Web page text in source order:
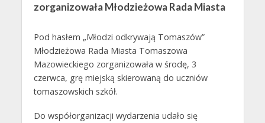
zorganizowała Młodzieżowa Rada Miasta
Pod hasłem „Młodzi odkrywają Tomaszów”
Młodzieżowa Rada Miasta Tomaszowa
Mazowieckiego zorganizowała w środę, 3
czerwca, grę miejską skierowaną do uczniów
tomaszowskich szkół.
Do współorganizacji wydarzenia udało się